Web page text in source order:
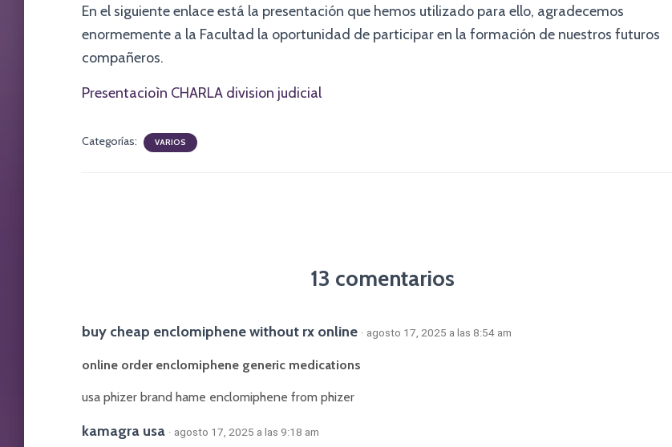
En el siguiente enlace está la presentación que hemos utilizado para ello, agradecemos
enormemente a la Facultad la oportunidad de participar en la formación de nuestros futuros
compañeros.
Presentacioìn CHARLA division judicial
Categorías: VARIOS
13 comentarios
buy cheap enclomiphene without rx online · agosto 17, 2025 a las 8:54 am
online order enclomiphene generic medications
usa phizer brand hame enclomiphene from phizer
kamagra usa · agosto 17, 2025 a las 9:18 am